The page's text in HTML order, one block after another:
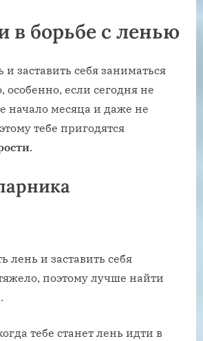
в борьбе с ленью
и заставить себя заниматься
особенно, если сегодня не
начало месяца и даже не
тебе пригодятся
.
лень и заставить себя
поэтому лучше найти
тебе станет лень идти в